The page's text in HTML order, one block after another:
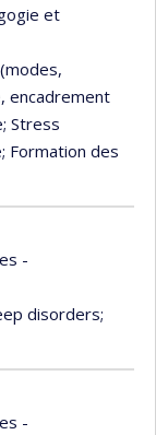
et
encadrement
; Stress
; Formation des
-
disorders;
-